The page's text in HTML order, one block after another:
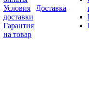
Условия
доставки
Гарантия
на товар
Доставка